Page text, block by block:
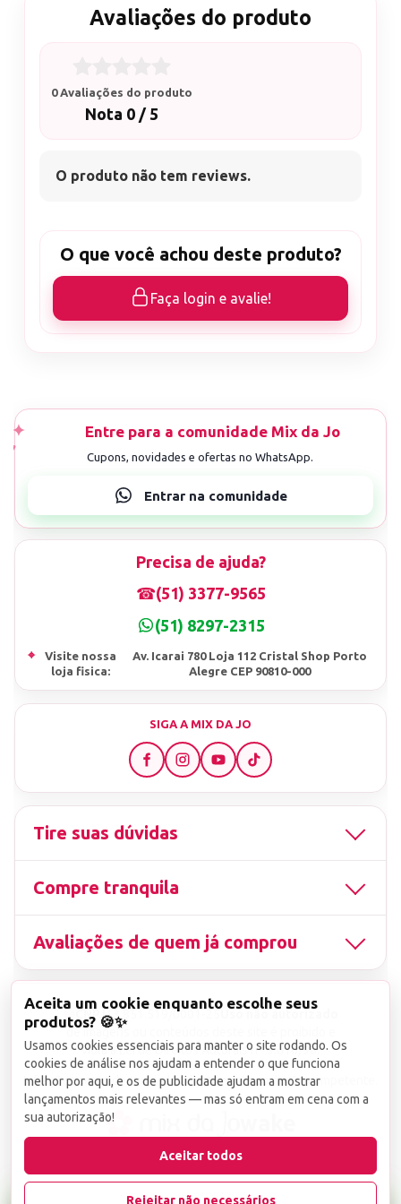
Avaliações do produto
0 Avaliações do produto
Nota 0 / 5
O produto não tem reviews.
O que você achou deste produto?
Faça login e avalie!
Precisa de ajuda?
☎(51) 3377-9565
(51) 8297-2315
⌖
Visite nossa
loja fisica:
Av. Icarai 780 Loja 112 Cristal Shop Porto
Alegre CEP 90810-000
SIGA A MIX DA JO
Tire suas dúvidas
Compre tranquila
Avaliações de quem já comprou
▤ CNPJ13.851.519/0001-25
de imagens ou conteúdos deste site é proibido e
viola a Lei de Direitos Autorais nº 9.610/98.
Infrações serão denunciadas diretamente ao órgão competente.
Aceita um cookie enquanto escolhe seus
produtos? 🍪✨
Usamos cookies essenciais para manter o site rodando. Os
cookies de análise nos ajudam a entender o que funciona
melhor por aqui, e os de publicidade ajudam a mostrar
lançamentos mais relevantes — mas só entram em cena com a
sua autorização!
Aceitar todos
Rejeitar não necessários